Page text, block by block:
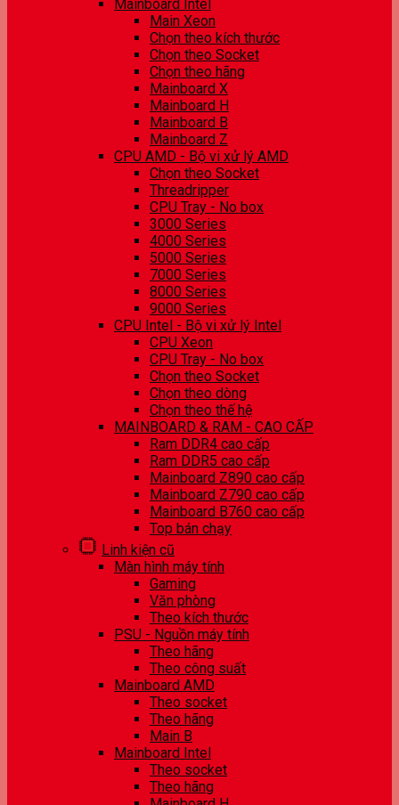
Mainboard Intel
Main Xeon
Chọn theo kích thước
Chọn theo Socket
Chọn theo hãng
Mainboard X
Mainboard H
Mainboard B
Mainboard Z
CPU AMD - Bộ vi xử lý AMD
Chọn theo Socket
Threadripper
CPU Tray - No box
3000 Series
4000 Series
5000 Series
7000 Series
8000 Series
9000 Series
CPU Intel - Bộ vi xử lý Intel
CPU Xeon
CPU Tray - No box
Chọn theo Socket
Chọn theo dòng
Chọn theo thế hệ
MAINBOARD & RAM - CAO CẤP
Ram DDR4 cao cấp
Ram DDR5 cao cấp
Mainboard Z890 cao cấp
Mainboard Z790 cao cấp
Mainboard B760 cao cấp
Top bán chạy
Linh kiện cũ
Màn hình máy tính
Gaming
Văn phòng
Theo kích thước
PSU - Nguồn máy tính
Theo hãng
Theo công suất
Mainboard AMD
Theo socket
Theo hãng
Main B
Mainboard Intel
Theo socket
Theo hãng